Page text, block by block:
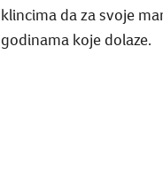
klincima da za svoje
godinama koje dolaze.